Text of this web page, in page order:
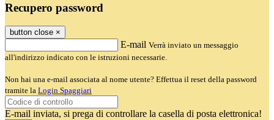
Recupero password
button close ×
E-mail Verrà inviato un messaggio
all'indirizzo indicato con le istruzioni necessarie.
Non hai una e-mail associata al nome utente? Effettua il reset della password
tramite la Login Spaggiari
E-mail inviata, si prega di controllare la casella di posta elettronica!